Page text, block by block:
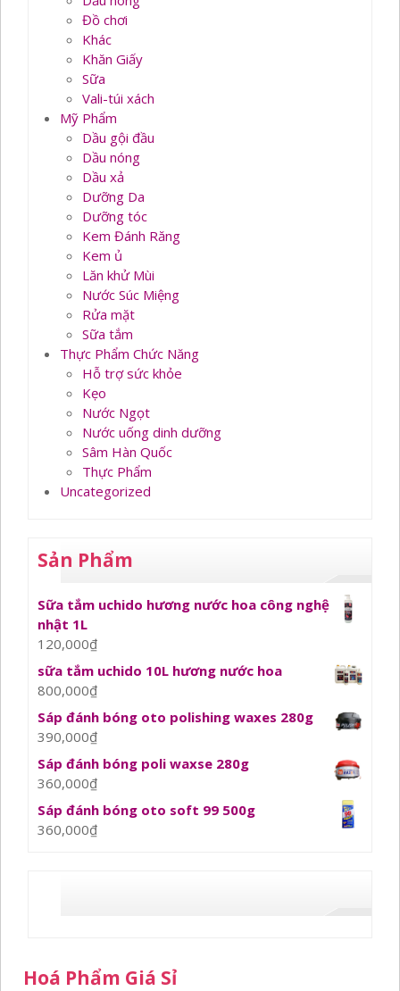
Đồ chơi
Khác
Khăn Giấy
Sữa
Vali-túi xách
Mỹ Phẩm
Dầu gội đầu
Dầu nóng
Dầu xả
Dưỡng Da
Dưỡng tóc
Kem Đánh Răng
Kem ủ
Lăn khử Mùi
Nước Súc Miệng
Rửa mặt
Sữa tắm
Thực Phẩm Chức Năng
Hỗ trợ sức khỏe
Kẹo
Nước Ngọt
Nước uống dinh dưỡng
Sâm Hàn Quốc
Thực Phẩm
Uncategorized
Sản Phẩm
Sữa tắm uchido hương nước hoa công nghệ
nhật 1L
120,000₫
sữa tắm uchido 10L hương nước hoa
800,000₫
Sáp đánh bóng oto polishing waxes 280g
390,000₫
Sáp đánh bóng poli waxse 280g
360,000₫
Sáp đánh bóng oto soft 99 500g
360,000₫
Hoá Phẩm Giá Sỉ